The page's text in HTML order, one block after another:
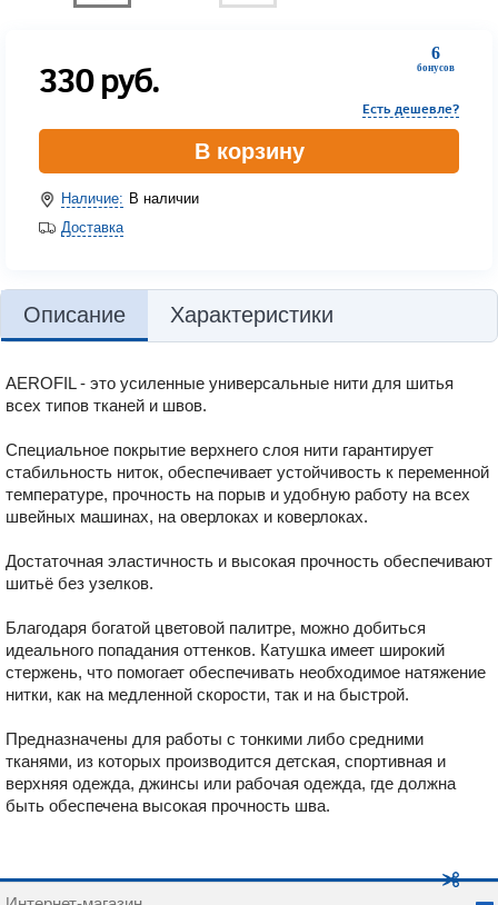
6
бонусов
330руб.
Есть дешевле?
В корзину
Наличие: В наличии
Доставка
Описание Характеристики
AEROFIL - это усиленные универсальные нити для шитья
всех типов тканей и швов.
Специальное покрытие верхнего слоя нити гарантирует
стабильность ниток, обеспечивает устойчивость к переменной
температуре, прочность на порыв и удобную работу на всех
швейных машинах, на оверлоках и коверлоках.
Достаточная эластичность и высокая прочность обеспечивают
шитьё без узелков.
Благодаря богатой цветовой палитре, можно добиться
идеального попадания оттенков. Катушка имеет широкий
стержень, что помогает обеспечивать необходимое натяжение
нитки, как на медленной скорости, так и на быстрой.
Предназначены для работы с тонкими либо средними
тканями, из которых производится детская, спортивная и
верхняя одежда, джинсы или рабочая одежда, где должна
быть обеспечена высокая прочность шва.